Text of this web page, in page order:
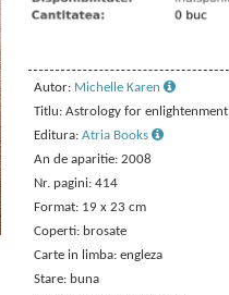
Autor: Michelle Karen
Titlu: Astrology for enlightenment
Editura: Atria Books
An de aparitie: 2008
Nr. pagini: 414
Format: 19 x 23 cm
Coperti: brosate
Carte in limba: engleza
Stare: buna